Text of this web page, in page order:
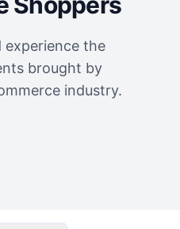
experience the
brought by
industry.